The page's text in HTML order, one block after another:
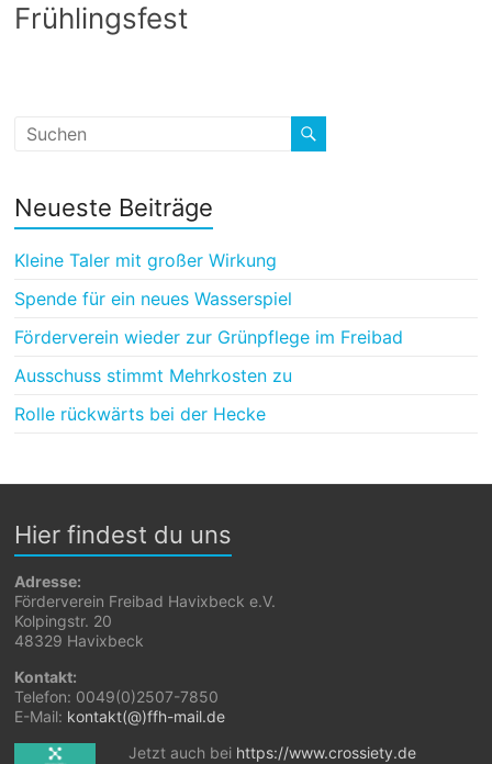
Frühlingsfest
Neueste Beiträge
Kleine Taler mit großer Wirkung
Spende für ein neues Wasserspiel
Förderverein wieder zur Grünpflege im Freibad
Ausschuss stimmt Mehrkosten zu
Rolle rückwärts bei der Hecke
Hier findest du uns
Adresse:
Förderverein Freibad Havixbeck e.V.
Kolpingstr. 20
48329 Havixbeck
Kontakt:
Telefon: 0049(0)2507-7850
E-Mail: kontakt(@)ffh-mail.de
Jetzt auch bei https://www.crossiety.de